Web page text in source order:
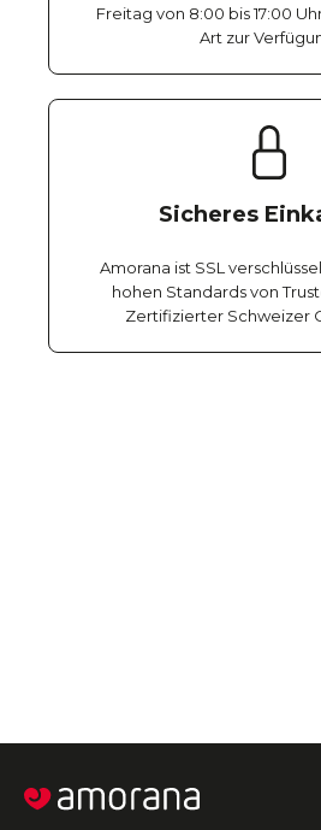
Freitag von 8:00 bis 17:00
Art zur
Sicheres
Amorana ist SSL
hohen Standards von
Zertifizierter Schweizer